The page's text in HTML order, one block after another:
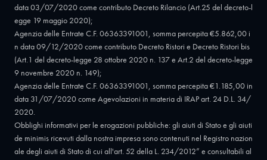
data 03/07/2020 come contributo Decreto Rilancio (Art.25 del decreto-l
egge 19 maggio 2020);
Agenzia delle Entrate C.F. 06363391001, somma percepita €5.862,00 i
n data 09/12/2020 come contributo Decreto Ristori e Decreto Ristori bis
(Art.1 del decreto-legge 28 ottobre 2020 n. 137 e Art.2 del decreto-legge
9 novembre 2020 n. 149);
Agenzia delle Entrate C.F. 06363391001, somma percepita €1.185,00 in
data 31/07/2020 come Agevolazioni in materia di IRAP art. 24 D.L. 34/
2020.
Obblighi informativi per le erogazioni pubbliche: gli aiuti di Stato e gli aiuti
de minimis ricevuti dalla nostra impresa sono contenuti nel Registro nazion
ale degli aiuti di Stato di cui all'art. 52 della L. 234/2012” e consultabili al